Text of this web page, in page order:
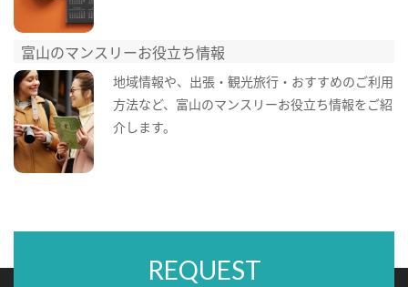
富山のマンスリーお役立ち情報
地域情報や、出張・観光旅行・おすすめのご利用
方法など、富山のマンスリーお役立ち情報をご紹
介します。
REQUEST